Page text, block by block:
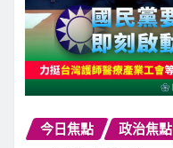
今日焦點 政治焦點